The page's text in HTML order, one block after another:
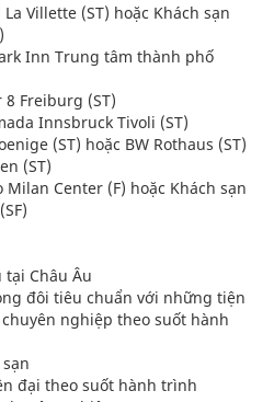
Villette (ST) hoặc Khách sạn
Inn Trung tâm thành phố
8 Freiburg (ST)
Innsbruck Tivoli (ST)
(ST) hoặc BW Rothaus (ST)
(ST)
Center (F) hoặc Khách sạn
tại Châu Âu
đôi tiêu chuẩn với những tiện
nghiệp theo suốt hành
đại theo suốt hành trình